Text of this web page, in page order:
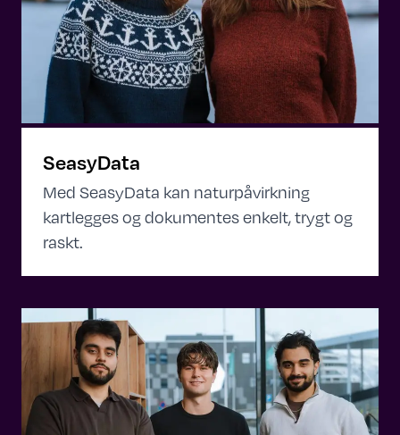
SeasyData
Med SeasyData kan naturpåvirkning
kartlegges og dokumentes enkelt, trygt og
raskt.